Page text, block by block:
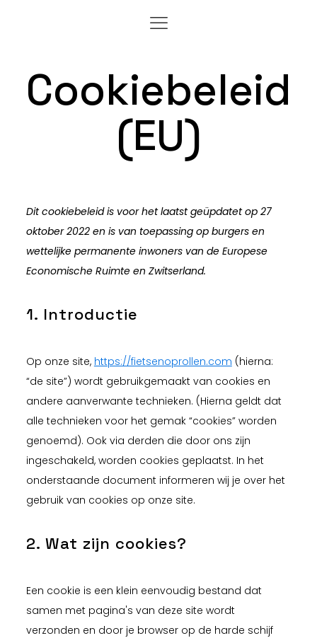
Cookiebeleid
(EU)
Dit cookiebeleid is voor het laatst geüpdatet op 27
oktober 2022 en is van toepassing op burgers en
wettelijke permanente inwoners van de Europese
Economische Ruimte en Zwitserland.
1. Introductie
Op onze site, https://fietsenoprollen.com (hierna:
“de site”) wordt gebruikgemaakt van cookies en
andere aanverwante technieken. (Hierna geldt dat
alle technieken voor het gemak “cookies” worden
genoemd). Ook via derden die door ons zijn
ingeschakeld, worden cookies geplaatst. In het
onderstaande document informeren wij je over het
gebruik van cookies op onze site.
2. Wat zijn cookies?
Een cookie is een klein eenvoudig bestand dat
samen met pagina's van deze site wordt
verzonden en door je browser op de harde schijf